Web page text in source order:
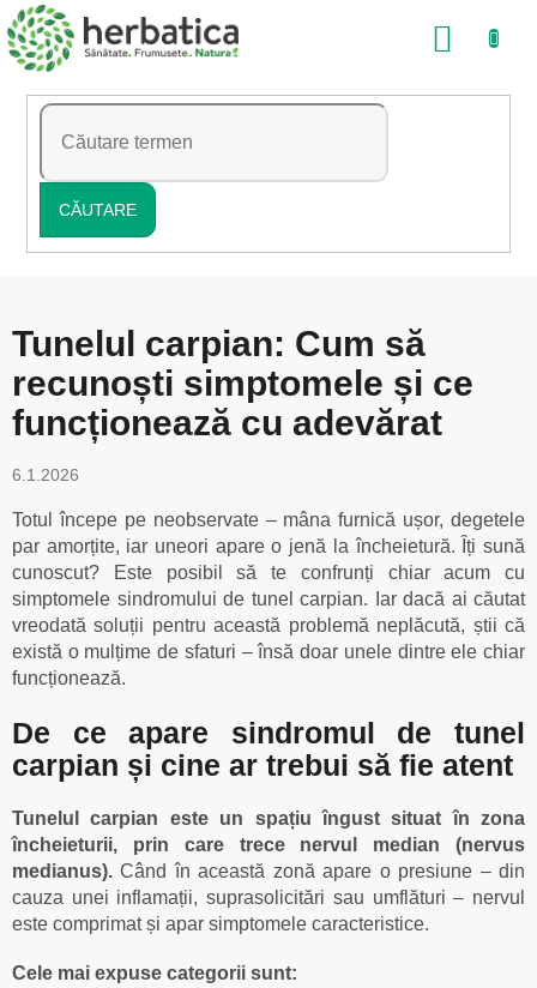
Treci
la
conținut
CĂUTARE
COŞ
Tunelul carpian: Cum să
recunoști simptomele și ce
funcționează cu adevărat
6.1.2026
Totul începe pe neobservate – mâna furnică ușor, degetele
par amorțite, iar uneori apare o jenă la încheietură. Îți sună
cunoscut? Este posibil să te confrunți chiar acum cu
simptomele sindromului de tunel carpian. Iar dacă ai căutat
vreodată soluții pentru această problemă neplăcută, știi că
există o mulțime de sfaturi – însă doar unele dintre ele chiar
funcționează.
De ce apare sindromul de tunel
carpian și cine ar trebui să fie atent
Tunelul carpian este un spațiu îngust situat în zona
încheieturii, prin care trece nervul median (nervus
medianus).Când în această zonă apare o presiune – din
cauza unei inflamații, suprasolicitări sau umflături – nervul
este comprimat și apar simptomele caracteristice.
Cele mai expuse categorii sunt: